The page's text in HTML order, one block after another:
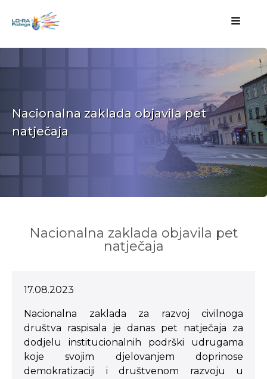
Nacionalna zaklada objavila pet
natječaja
Nacionalna zaklada objavila pet
natječaja
17.08.2023
Nacionalna zaklada za razvoj civilnoga
društva raspisala je danas pet natječaja za
dodjelu institucionalnih podrški udrugama
koje svojim djelovanjem doprinose
demokratizaciji i društvenom razvoju u